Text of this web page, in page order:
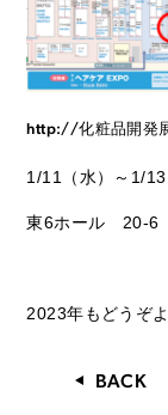
http://化粧品開発
1/11（水）～1/
東6ホール 20-6
2023年もどうぞ
BACK